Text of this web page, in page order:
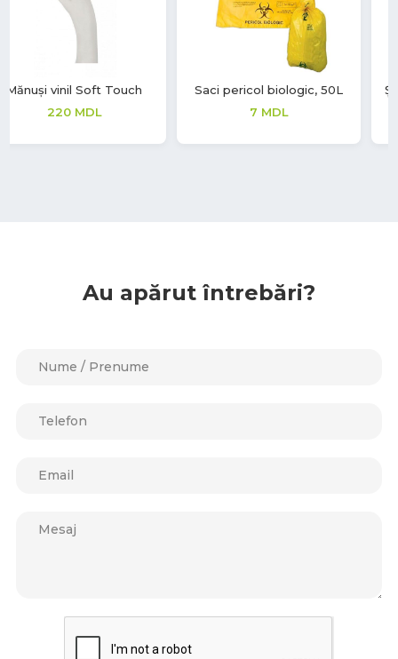
Saci pericol biologic, 50L
7MDL
Șervețele umede cu efect
Au apărut întrebări?